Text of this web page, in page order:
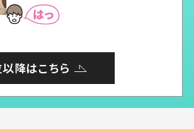
降はこちら